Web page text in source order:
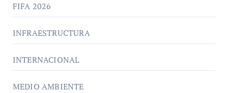
FIFA 2026
INFRAESTRUCTURA
INTERNACIONAL
MEDIO AMBIENTE